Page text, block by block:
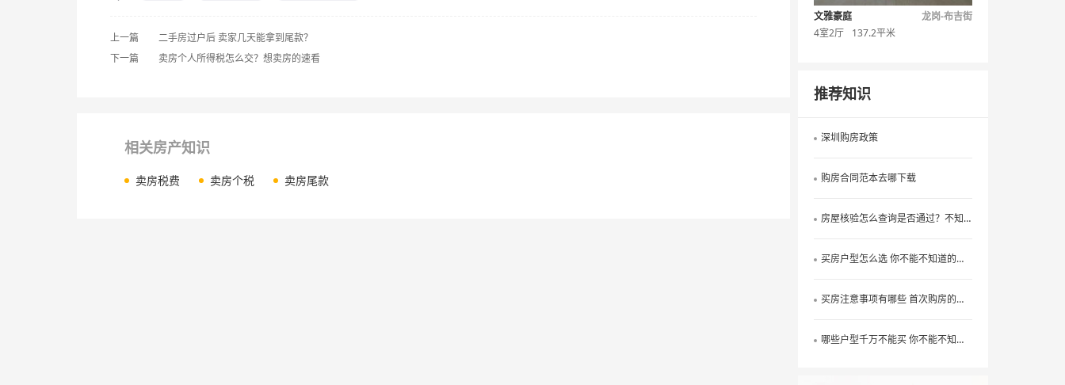
上一篇
二手房过户后 卖家几天能拿到尾款？
下一篇
卖房个人所得税怎么交？想卖房的速看
相关房产知识
卖房税费 卖房个税 卖房尾款
文雅豪庭
龙岗-布吉街
4室2厅
137.2平米
推荐知识
深圳购房政策
购房合同范本去哪下载
房屋核验怎么查询是否通过？不知道的看过来
买房户型怎么选 你不能不知道的户型选择技巧
买房注意事项有哪些 首次购房的看过来
哪些户型千万不能买 你不能不知道的选房户型禁忌